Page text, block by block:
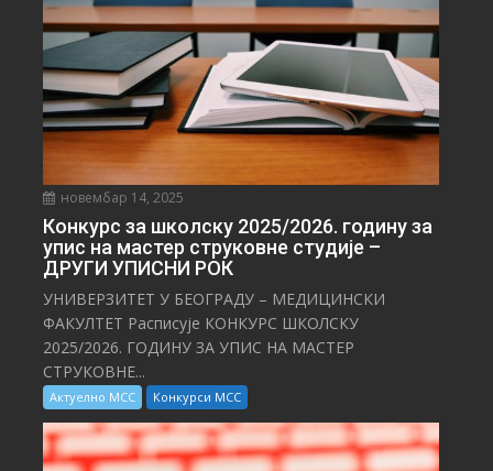
новембар 14, 2025
Конкурс за школску 2025/⁠2026. годину за
упис на мастер струковне студије –
ДРУГИ УПИСНИ РОК
УНИВЕРЗИТЕТ У БЕОГРАДУ – МЕДИЦИНСКИ
ФАКУЛТЕТ Расписује КОНКУРС ШКОЛСКУ
2025/⁠2026. ГОДИНУ ЗА УПИС НА МАСТЕР
СТРУКОВНЕ...
Актуелно МСС Конкурси МСС